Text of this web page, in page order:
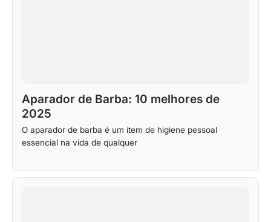
Aparador de Barba: 10 melhores de
2025
O aparador de barba é um item de higiene pessoal
essencial na vida de qualquer